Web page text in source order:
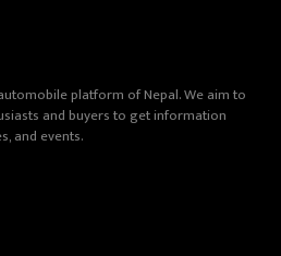
platform of Nepal. We aim to
and buyers to get information
and events.